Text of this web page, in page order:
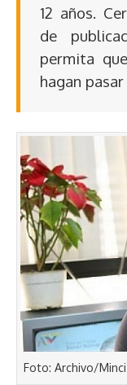
12 años.
de
permita
hagan
Foto: Archivo/Minci